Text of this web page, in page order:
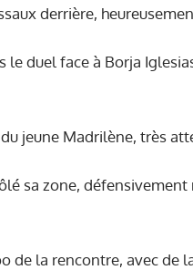
derrière,
le duel face à Borja
jeune Madrilène, très
sa zone,
de la rencontre, avec de